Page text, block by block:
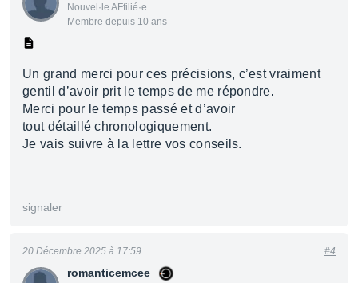
Nouvel·le AFfilié·e
Membre depuis 10 ans
Un grand merci pour ces précisions, c’est vraiment
gentil d’avoir prit le temps de me répondre.
Merci pour le temps passé et d’avoir
tout détaillé chronologiquement.
Je vais suivre à la lettre vos conseils.
signaler
romanticemcee
20 Décembre 2025 à 17:59 #4